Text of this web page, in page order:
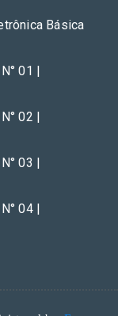
Básica
01 |
02 |
03 |
04 |